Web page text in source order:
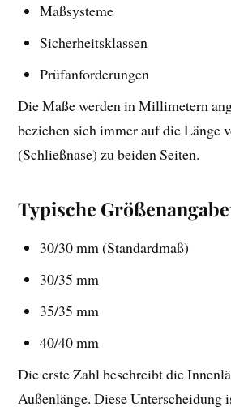
Maßsysteme
Sicherheitsklassen
Prüfanforderungen
Die Maße werden in Millimetern
beziehen sich immer auf die Länge
(Schließnase) zu beiden Seiten.
Typische
30/30 mm (Standardmaß)
30/35 mm
35/35 mm
40/40 mm
Die erste Zahl beschreibt die
Außenlänge. Diese Unterscheidung